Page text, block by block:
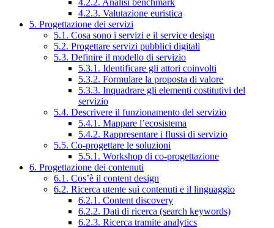
4.2.2. Analisi benchmark
4.2.3. Valutazione euristica
5. Progettazione dei servizi
5.1. Cosa sono i servizi e il service design
5.2. Progettare servizi pubblici digitali
5.3. Definire il modello di servizio
5.3.1. Identificare gli attori coinvolti
5.3.2. Formulare la proposta di valore
5.3.3. Inquadrare gli elementi costitutivi del
servizio
5.4. Descrivere il funzionamento del servizio
5.4.1. Mappare l’ecosistema
5.4.2. Rappresentare i flussi di servizio
5.5. Co-progettare le soluzioni
5.5.1. Workshop di co-progettazione
6. Progettazione dei contenuti
6.1. Cos’è il content design
6.2. Ricerca utente sui contenuti e il linguaggio
6.2.1. Content discovery
6.2.2. Dati di ricerca (search keywords)
6.2.3. Ricerca tramite analytics